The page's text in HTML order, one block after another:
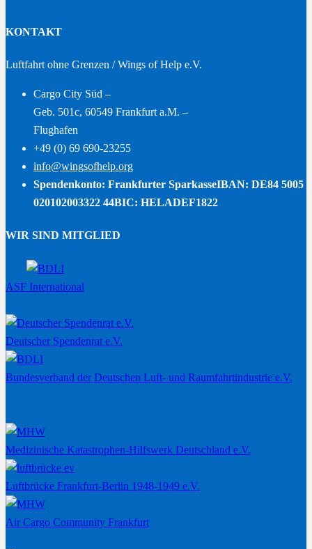
KONTAKT
Luftfahrt ohne Grenzen / Wings of Help e.V.
Cargo City Süd –
Geb. 501c, 60549 Frankfurt a.M. –
Flughafen
+49 (0) 69 690-23255
info@wingsofhelp.org
Spendenkonto: Frankfurter SparkasseIBAN: DE84 5005
020102003322 44BIC: HELADEF1822
WIR SIND MITGLIED
ASF International
Deutscher Spendenrat e.V.
Bundesverband der Deutschen Luft- und Raumfahrtindustrie e.V.
Medizinische Katastrophen-Hilfswerk Deutschland e.V.
Luftbrücke Frankfurt-Berlin 1948-1949 e.V.
Air Cargo Community Frankfurt